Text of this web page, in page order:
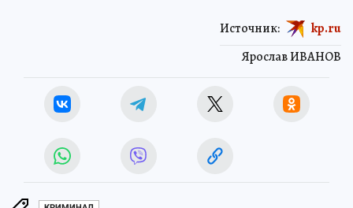
Ярослав ИВАНОВ
Источник: kp.ru